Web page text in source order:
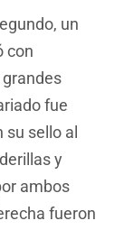
un
con
fue
sello al
y
ambos
fueron